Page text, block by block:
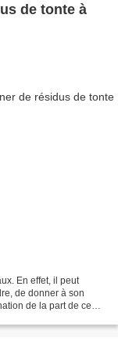
de tonte à
En effet, il peut
de donner à son
de la part de ceux